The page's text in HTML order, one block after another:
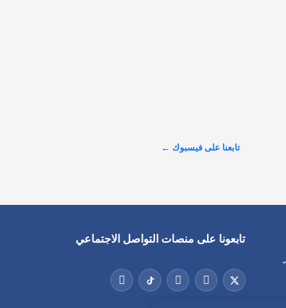
تابعنا على فيسبوك ←
تابعونا على منصات التواصل الاجتماعي